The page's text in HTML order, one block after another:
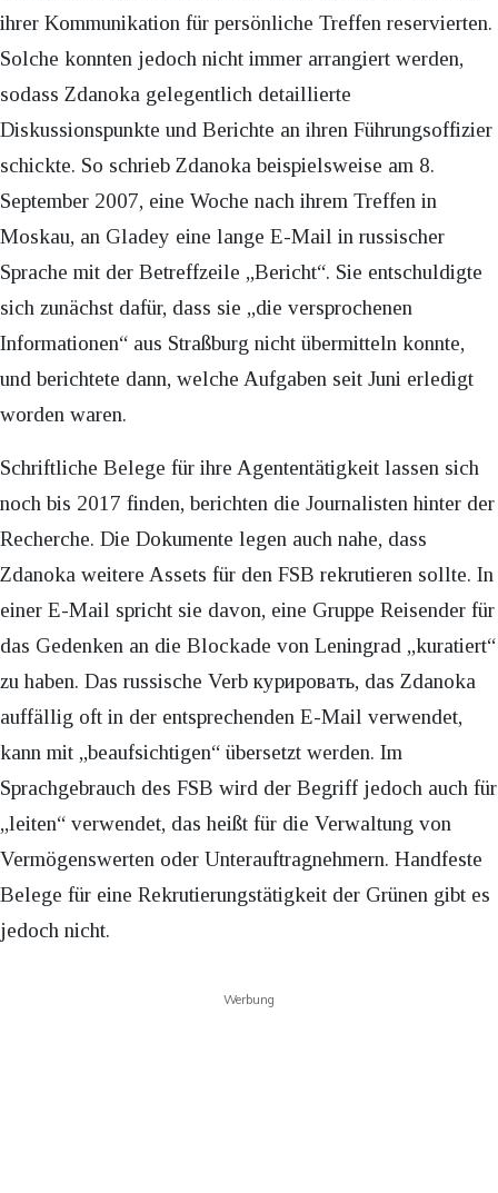
ihrer Kommunikation für persönliche Treffen reservierten.
Solche konnten jedoch nicht immer arrangiert werden,
sodass Zdanoka gelegentlich detaillierte
Diskussionspunkte und Berichte an ihren Führungsoffizier
schickte. So schrieb Zdanoka beispielsweise am 8.
September 2007, eine Woche nach ihrem Treffen in
Moskau, an Gladey eine lange E-Mail in russischer
Sprache mit der Betreffzeile „Bericht“. Sie entschuldigte
sich zunächst dafür, dass sie „die versprochenen
Informationen“ aus Straßburg nicht übermitteln konnte,
und berichtete dann, welche Aufgaben seit Juni erledigt
worden waren.
Schriftliche Belege für ihre Agententätigkeit lassen sich
noch bis 2017 finden, berichten die Journalisten hinter der
Recherche. Die Dokumente legen auch nahe, dass
Zdanoka weitere Assets für den FSB rekrutieren sollte. In
einer E-Mail spricht sie davon, eine Gruppe Reisender für
das Gedenken an die Blockade von Leningrad „kuratiert“
zu haben. Das russische Verb курировать, das Zdanoka
auffällig oft in der entsprechenden E-Mail verwendet,
kann mit „beaufsichtigen“ übersetzt werden. Im
Sprachgebrauch des FSB wird der Begriff jedoch auch für
„leiten“ verwendet, das heißt für die Verwaltung von
Vermögenswerten oder Unterauftragnehmern. Handfeste
Belege für eine Rekrutierungstätigkeit der Grünen gibt es
jedoch nicht.
Werbung